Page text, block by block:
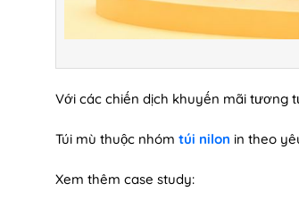
Với các chiến dịch khuyến mãi tương
Túi mù thuộc nhóm túi nilon in theo
Xem thêm case study: